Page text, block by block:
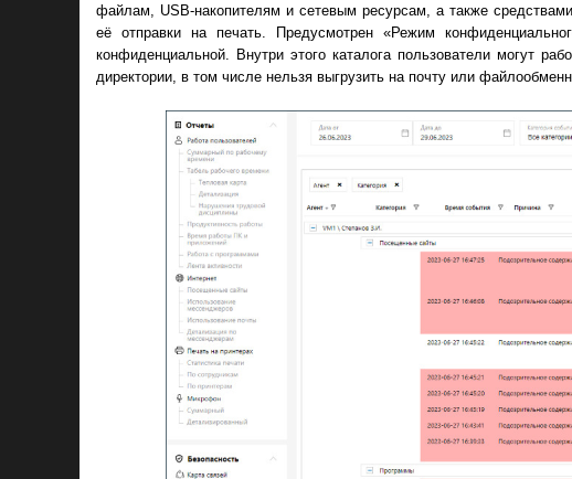
файлам, USB-накопителям и сетевым ресурсам, а также
её отправки на печать. Предусмотрен «Режим
конфиденциальной. Внутри этого каталога пользователи могут
директории, в том числе нельзя выгрузить на почту или